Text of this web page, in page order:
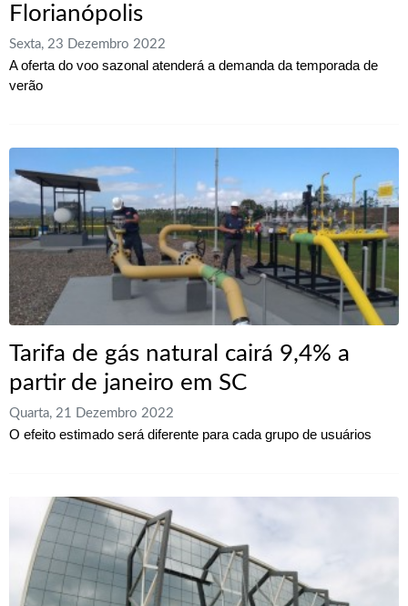
Florianópolis
Sexta, 23 Dezembro 2022
A oferta do voo sazonal atenderá a demanda da temporada de
verão
Tarifa de gás natural cairá 9,4% a
partir de janeiro em SC
Quarta, 21 Dezembro 2022
O efeito estimado será diferente para cada grupo de usuários